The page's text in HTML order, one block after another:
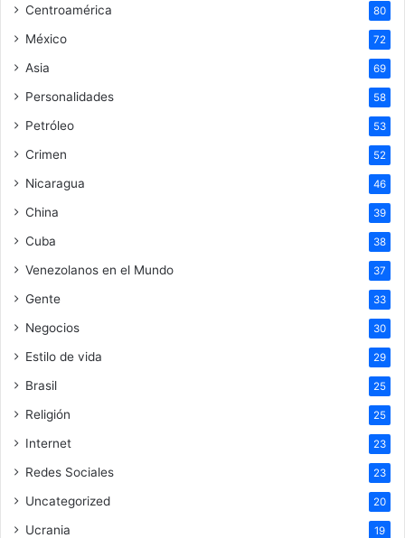
Centroamérica 80
México 72
Asia 69
Personalidades 58
Petróleo 53
Crimen 52
Nicaragua 46
China 39
Cuba 38
Venezolanos en el Mundo 37
Gente 33
Negocios 30
Estilo de vida 29
Brasil 25
Religión 25
Internet 23
Redes Sociales 23
Uncategorized 20
Ucrania 19